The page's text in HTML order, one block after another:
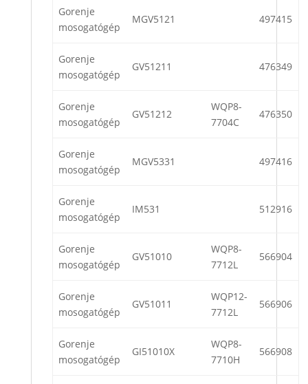
Gorenje
mosogatógép
MGV5121 497415
Gorenje
mosogatógép
GV51211 476349
Gorenje
mosogatógép
GV51212
WQP8-
7704C
476350
Gorenje
mosogatógép
MGV5331 497416
Gorenje
mosogatógép
IM531 512916
Gorenje
mosogatógép
GV51010
WQP8-
7712L
566904
Gorenje
mosogatógép
GV51011
WQP12-
7712L
566906
Gorenje
mosogatógép
GI51010X
WQP8-
7710H
566908